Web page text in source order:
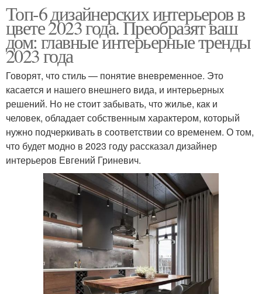
Топ-6 дизайнерских интерьеров в
цвете 2023 года. Преобразят ваш
дом: главные интерьерные тренды
2023 года
Говорят, что стиль — понятие вневременное. Это
касается и нашего внешнего вида, и интерьерных
решений. Но не стоит забывать, что жилье, как и
человек, обладает собственным характером, который
нужно подчеркивать в соответствии со временем. О том,
что будет модно в 2023 году рассказал дизайнер
интерьеров Евгений Гриневич.